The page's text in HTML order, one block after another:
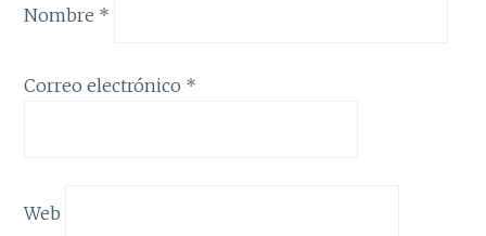
Nombre *
Correo electrónico *
Web